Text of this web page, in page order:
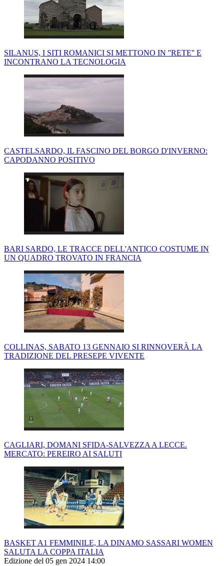
SILANUS, I SITI ROMANICI SI METTONO IN ''RETE'' E
INCONTRANO LA TECNOLOGIA
CASTELSARDO, IL FASCINO DEL BORGO D'INVERNO:
CAPODANNO POSITIVO
BARI SARDO, LE TRACCE DELL'ANTICO COSTUME IN
UN QUADRO TROVATO IN FRANCIA
COLLINAS, SABATO 13 GENNAIO SI RINNOVERÀ LA
TRADIZIONE DEL PRESEPE VIVENTE
CAGLIARI, DOMANI SFIDA-SALVEZZA A LECCE.
MERCATO: PEREIRO AI SALUTI
BASKET A1 FEMMINILE, LA DINAMO SASSARI WOMEN
SALUTA LA COPPA ITALIA
Edizione del 05 gen 2024 14:00